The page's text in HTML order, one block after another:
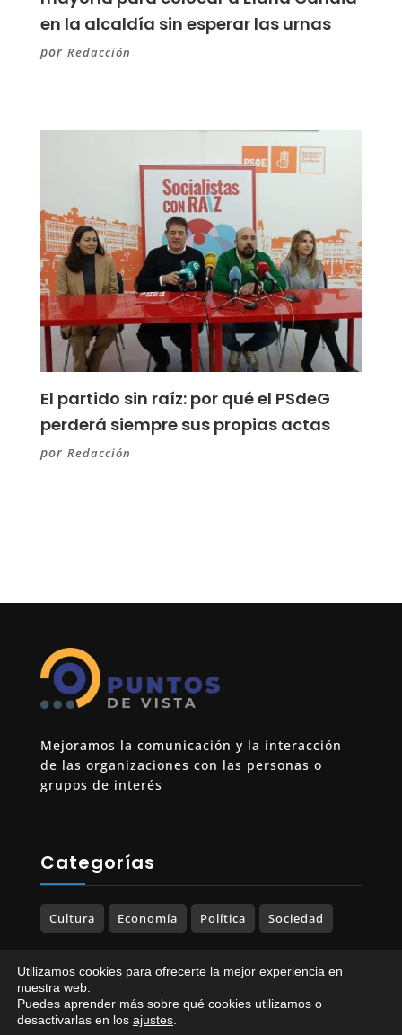
en la alcaldía sin esperar las urnas
por Redacción
El partido sin raíz: por qué el PSdeG
perderá siempre sus propias actas
por Redacción
Mejoramos la comunicación y la interacción
de las organizaciones con las personas o
grupos de interés
Categorías
Cultura Economía Política Sociedad
© 2023-2025 PUNTOS DE VISTA. Todos los
derechos reservados.
Utilizamos cookies para ofrecerte la mejor experiencia en
nuestra web.
Puedes aprender más sobre qué cookies utilizamos o
desactivarlas en los ajustes